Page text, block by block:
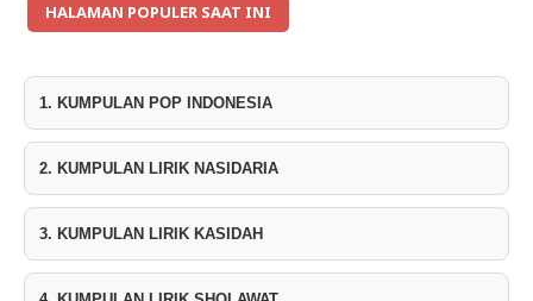
HALAMAN POPULER SAAT INI
1. KUMPULAN POP INDONESIA
2. KUMPULAN LIRIK NASIDARIA
3. KUMPULAN LIRIK KASIDAH